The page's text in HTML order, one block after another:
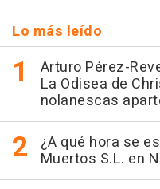
Lo más leído
Arturo Pérez-
La Odisea de
nolanescas
¿A qué hora se
Muertos S.L. en